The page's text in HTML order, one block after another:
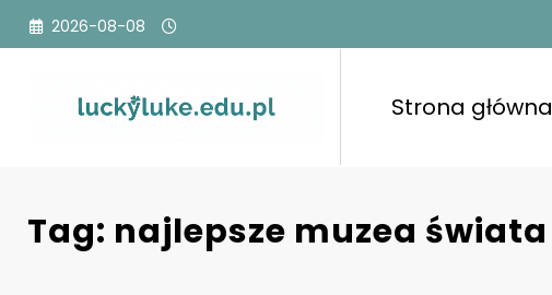
Przejdź
2026-08-08
Strona główna
Tag: najlepsze muzea świata